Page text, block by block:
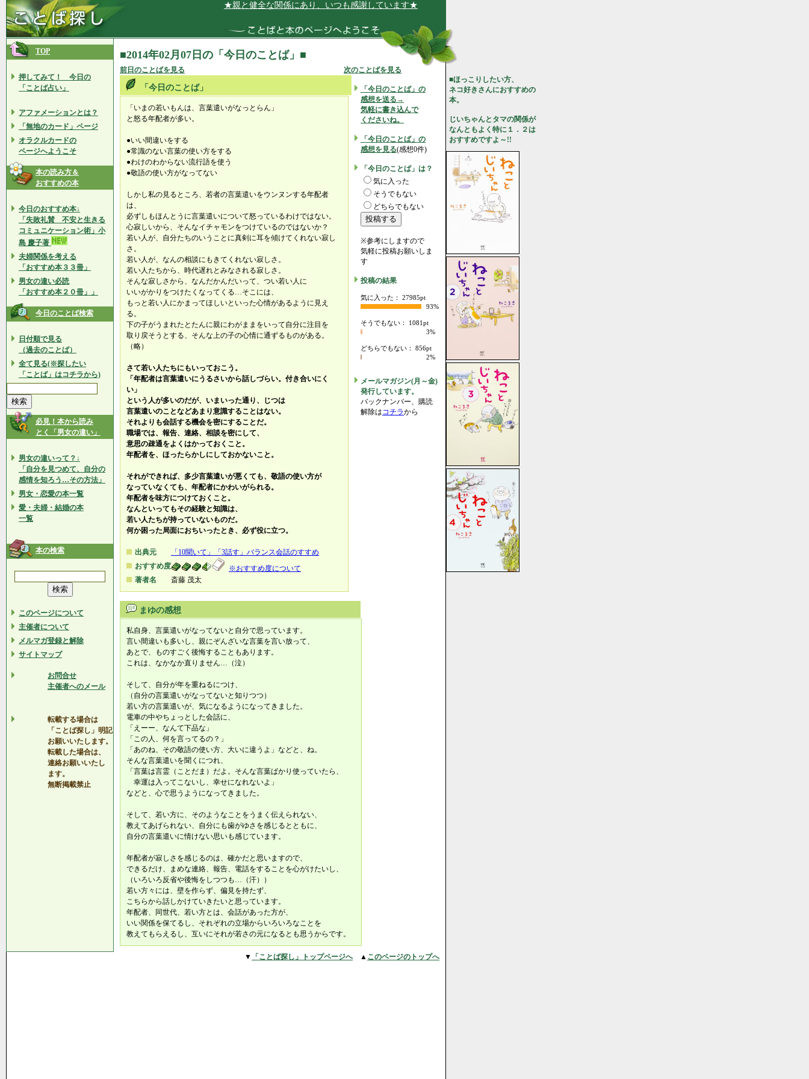
★親と健全な関係にあり、いつも感謝しています★
TOP
押してみて！ 今日の
「ことば占い」
アファメーションとは？
「無地のカード」ページ
オラクルカードの
ページへようこそ
本の読み方＆
おすすめの本
今日のおすすめ本↓
「失敗礼賛 不安と生きる
コミュニケーション術」小
島 慶子著
夫婦関係を考える
「おすすめ本３３冊」
男女の違い必読
「おすすめ本２０冊」」
今日のことば検索
日付順で見る
（過去のことば）
全て見る(※探したい
「ことば」はコチラから)
必見！本から読み
とく「男女の違い」
男女の違いって？↓
「自分を見つめて、自分の
感情を知ろう…その方法」
男女・恋愛の本一覧
愛・夫婦・結婚の本
一覧
本の検索
このページについて
主催者について
メルマガ登録と解除
サイトマップ
お問合せ
主催者へのメール
転載する場合は
「ことば探し」明記
お願いいたします。
転載した場合は、
連絡お願いいたし
ます。
無断掲載禁止
■2014年02月07日の「今日のことば」■
前日のことばを見る 次のことばを見る
「今日のことば」
「いまの若いもんは、言葉遣いがなっとらん」
と怒る年配者が多い。
●いい間違いをする
●常識のない言葉の使い方をする
●わけのわからない流行語を使う
●敬語の使い方がなってない
しかし私の見るところ、若者の言葉遣いをウンヌンする年配者
は、
必ずしもほんとうに言葉遣いについて怒っているわけではない。
心寂しいから、そんなイチャモンをつけているのではないか？
若い人が、自分たちのいうことに真剣に耳を傾けてくれない寂し
さ。
若い人が、なんの相談にもきてくれない寂しさ。
若い人たちから、時代遅れとみなされる寂しさ。
そんな寂しさから、なんだかんだいって、つい若い人に
いいがかりをつけたくなってくる…そこには、
もっと若い人にかまってほしいといった心情があるように見え
る。
下の子がうまれたとたんに親にわがままをいって自分に注目を
取り戻そうとする、そんな上の子の心情に通ずるものがある。
（略）
さて若い人たちにもいっておこう。
「年配者は言葉遣いにうるさいから話しづらい。付き合いにく
い」
という人が多いのだが、いまいった通り、じつは
言葉遣いのことなどあまり意識することはない。
それよりも会話する機会を密にすることだ。
職場では、報告、連絡、相談を密にして、
意思の疎通をよくはかっておくこと。
年配者を、ほったらかしにしておかないこと。
それができれば、多少言葉遣いが悪くても、敬語の使い方が
なっていなくても、年配者にかわいがられる。
年配者を味方につけておくこと。
なんといってもその経験と知識は、
若い人たちが持っていないものだ。
何か困った局面におちいったとき、必ず役に立つ。
出典元
「10聞いて」「3話す」バランス会話のすすめ
おすすめ度
※おすすめ度について
著者名
斎藤 茂太
まゆの感想
私自身、言葉遣いがなってないと自分で思っています。
言い間違いも多いし、親にぞんざいな言葉を言い放って、
あとで、ものすごく後悔することもあります。
これは、なかなか直りません…（泣）
そして、自分が年を重ねるにつけ、
（自分の言葉遣いがなってないと知りつつ）
若い方の言葉遣いが、気になるようになってきました。
電車の中やちょっとした会話に、
「えーー、なんて下品な」
「この人、何を言ってるの？」
「あのね、その敬語の使い方、大いに違うよ」などと、ね。
そんな言葉遣いを聞くにつれ、
「言葉は言霊（ことだま）だよ。そんな言葉ばかり使っていたら、
幸運は入ってこないし、幸せになれないよ」
などと、心で思うようになってきました。
そして、若い方に、そのようなことをうまく伝えられない、
教えてあげられない、自分にも歯がゆさを感じるとともに、
自分の言葉遣いに情けない思いも感じています。
年配者が寂しさを感じるのは、確かだと思いますので、
できるだけ、まめな連絡、報告、電話をすることを心がけたいし、
（いろいろ反省や後悔をしつつも…（汗））
若い方々には、壁を作らず、偏見を持たず、
こちらから話しかけていきたいと思っています。
年配者、同世代、若い方とは、会話があった方が、
いい関係を保てるし、それぞれの立場からいろいろなことを
教えてもらえるし、互いにそれが若さの元になるとも思うからです。
「今日のことば」の
感想を送る→
気軽に書き込んで
くださいね。
「今日のことば」の
感想を見る(感想0件)
「今日のことば」は？
気に入った
そうでもない
どちらでもない
※参考にしますので
気軽に投稿お願いしま
す
投稿の結果
気に入った： 27985pt
93%
そうでもない： 1081pt
3%
どちらでもない： 856pt
2%
メールマガジン(月～金)
発行しています。
バックナンバー、購読
解除はコチラから
■ほっこりしたい方、
ネコ好きさんにおすすめの
本。
じいちゃんとタマの関係が
なんともよく特に１．２は
おすすめですよ～!!
▼ 「ことば探し」トップページへ▲ このページのトップへ